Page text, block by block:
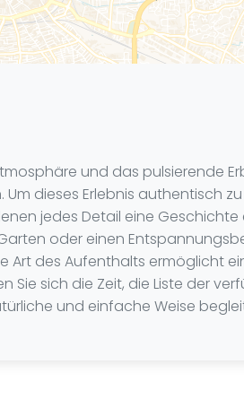
und das pulsierende
dieses Erlebnis authentisch
jedes Detail eine
oder einen
Art des Aufenthalts ermöglicht
Sie sich die Zeit, die Liste der
und einfache Weise